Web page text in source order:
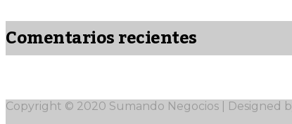
Comentarios recientes
Copyright © 2020 Sumando Negocios | Designed